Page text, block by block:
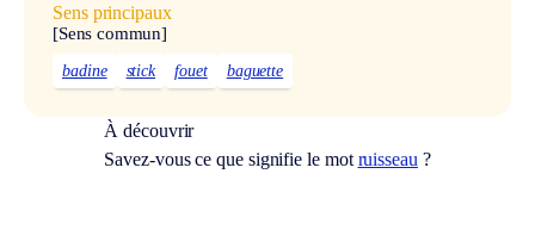
Sens principaux
[Sens commun]
badine stick fouet baguette
À découvrir
Savez-vous ce que signifie le mot ruisseau ?